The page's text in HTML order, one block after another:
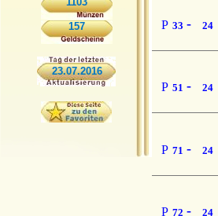
157
23.07.2016
P 33 - 24
P 51 - 24
P 71 - 24
P 72 - 24